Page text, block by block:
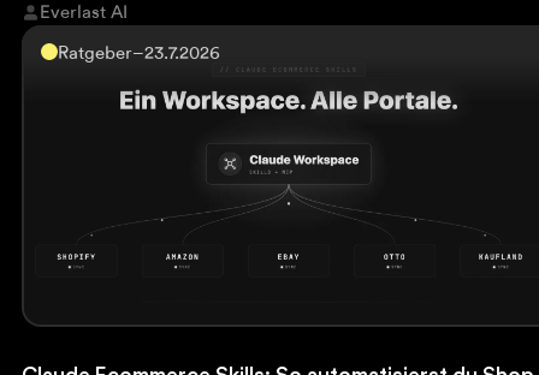
Everlast AI
Ratgeber–23.7.2026